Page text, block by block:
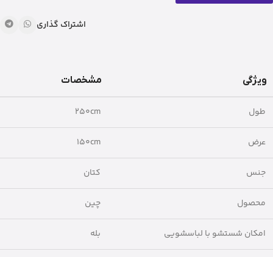
اشتراک گذاری
ویژگی مشخصات
طول ۲۵۰cm
عرض ۱۵۰cm
جنس کتان
محصول چین
امکان شستشو با لباسشویی بله